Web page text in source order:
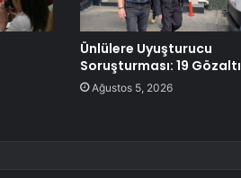
Ünlülere Uyuşturucu
Soruşturması: 19 Gözaltı
Ağustos 5, 2026